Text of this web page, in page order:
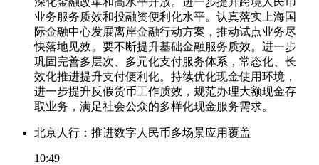
业务服务质效和投融资便利化水平。认真落实上海国
际金融中心发展离岸金融行动方案，推动试点业务尽
快落地见效。要不断提升基础金融服务质效。进一步
巩固完善多层次、多元化支付服务体系，常态化、长
效化推进提升支付便利化。持续优化现金使用环境，
进一步提升反假货币工作质效，规范办理大额现金存
取业务，满足社会公众的多样化现金服务需求。
北京人行：推进数字人民币多场景应用覆盖
10:49